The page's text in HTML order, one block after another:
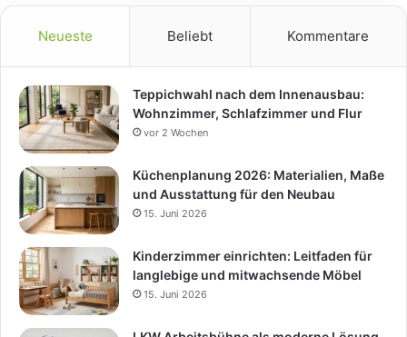
Neueste Beliebt Kommentare
Teppichwahl nach dem Innenausbau:
Wohnzimmer, Schlafzimmer und Flur
vor 2 Wochen
Küchenplanung 2026: Materialien, Maße
und Ausstattung für den Neubau
15. Juni 2026
Kinderzimmer einrichten: Leitfaden für
langlebige und mitwachsende Möbel
15. Juni 2026